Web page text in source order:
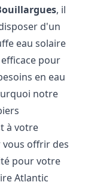
, il
d'un
eau solaire
pour
en eau
notre
à votre
offrir des
pour votre
Atlantic